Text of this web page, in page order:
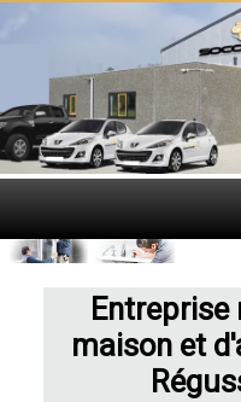
Entreprise
maison et